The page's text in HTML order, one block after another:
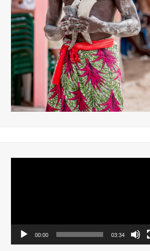
00:00 03:34